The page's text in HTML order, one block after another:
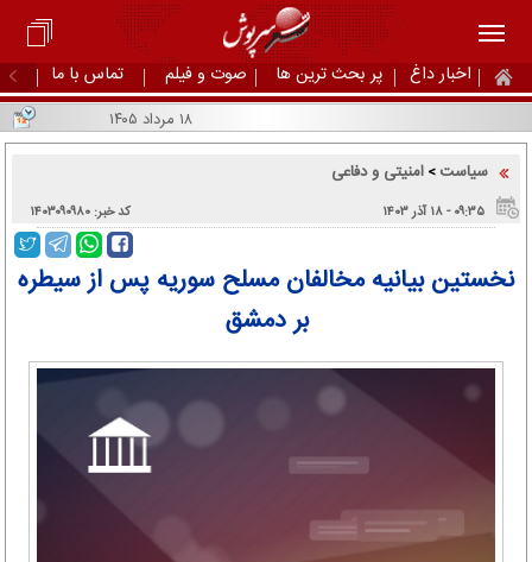
اخبار داغ پر بحث ترین ها صوت و فیلم تماس با ما
۱۸ مرداد ۱۴۰۵
سیاست > امنیتی و دفاعی
۰۹:۳۵ - ۱۸ آذر ۱۴۰۳ کد خبر: ۱۴۰۳۰۹۰۹۸۰
نخستین بیانیه مخالفان مسلح سوریه پس از سیطره
بر دمشق